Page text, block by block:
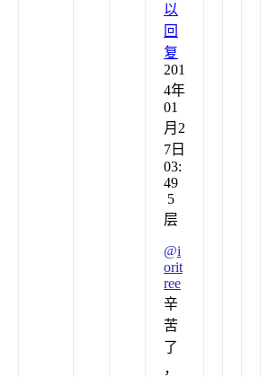
以
回
复
201
4年
01
月2
7日
03:
49
5
层
@i
orit
ree
辛
苦
了
，